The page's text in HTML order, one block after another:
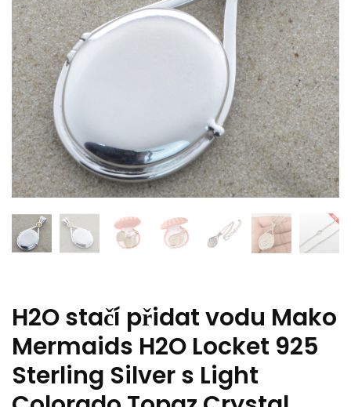
H2O stačí přidat vodu Mako
Mermaids H2O Locket 925
Sterling Silver s Light